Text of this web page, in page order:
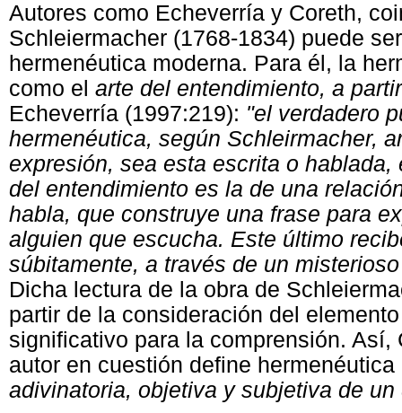
Autores como Echeverría y Coreth,
Schleiermacher (1768-1834) puede
hermenéutica moderna. Para él, la
como el arte del entendimiento, a
Echeverría (1997:219): "el verdadero
hermenéutica, según Schleirmacher,
expresión, sea esta escrita o
del entendimiento es la de una
habla, que construye una frase para
alguien que escucha. Este último
súbitamente, a través de un
Dicha lectura de la obra de
partir de la consideración del
significativo para la comprensión.
autor en cuestión define
adivinatoria, objetiva y subjetiva de